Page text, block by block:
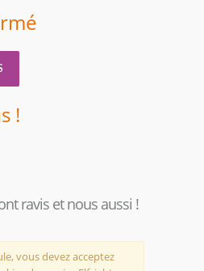
!
ravis et nous aussi !
vous devez acceptez